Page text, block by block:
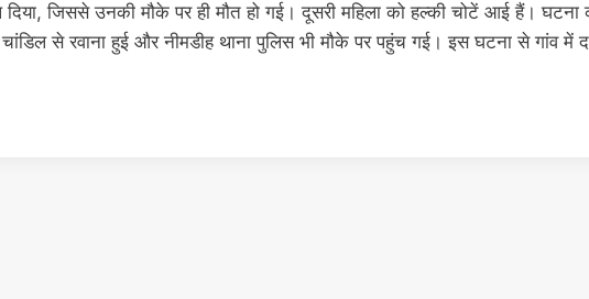
जिससे उनकी मौके पर ही मौत हो गई। दूसरी महिला को हल्की चोटें आई हैं। घटना
से रवाना हुई और नीमडीह थाना पुलिस भी मौके पर पहुंच गई। इस घटना से गांव में